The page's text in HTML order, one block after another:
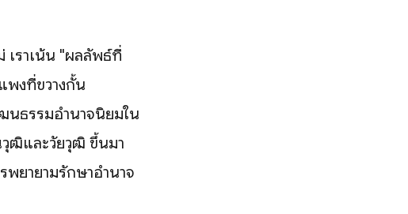
ราเน้น "ผลลัพธ์ที่
พงที่ขวางกั้น
นธรรมอำนาจนิยมใน
วุฒิและวัยวุฒิ ขึ้นมา
พยายามรักษาอำนาจ